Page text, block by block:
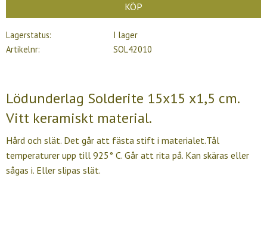
KÖP
Lagerstatus
I lager
Artikelnr
SOL42010
Lödunderlag Solderite 15x15 x1,5 cm.
Vitt keramiskt material.
Hård och slät. Det går att fästa stift i materialet.Tål
temperaturer upp till 925° C. Går att rita på. Kan skäras eller
sågas i. Eller slipas slät.